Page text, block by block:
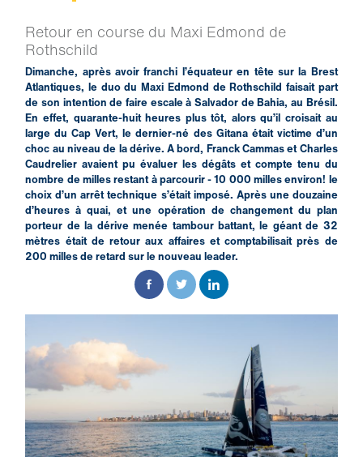
Retour en course du Maxi Edmond de
Rothschild
Dimanche, après avoir franchi l’équateur en tête sur la Brest
Atlantiques, le duo du Maxi Edmond de Rothschild faisait part
de son intention de faire escale à Salvador de Bahia, au Brésil.
En effet, quarante-huit heures plus tôt, alors qu’il croisait au
large du Cap Vert, le dernier-né des Gitana était victime d’un
choc au niveau de la dérive. A bord, Franck Cammas et Charles
Caudrelier avaient pu évaluer les dégâts et compte tenu du
nombre de milles restant à parcourir - 10 000 milles environ! le
choix d’un arrêt technique s’était imposé. Après une douzaine
d’heures à quai, et une opération de changement du plan
porteur de la dérive menée tambour battant, le géant de 32
mètres était de retour aux affaires et comptabilisait près de
200 milles de retard sur le nouveau leader.